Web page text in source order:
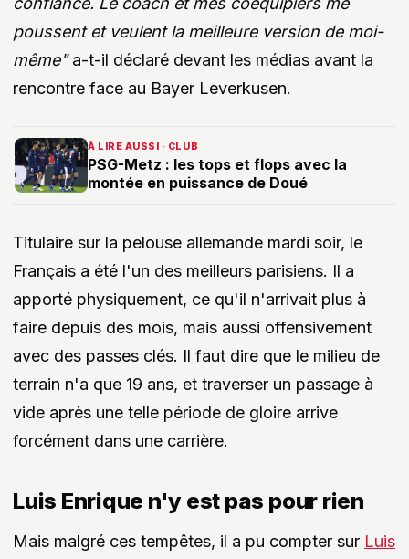
poussent et veulent la meilleure version de moi-
même"a-t-il déclaré devant les médias avant la
rencontre face au Bayer Leverkusen.
À LIRE AUSSI · CLUB
PSG-Metz : les tops et flops avec la
montée en puissance de Doué
Titulaire sur la pelouse allemande mardi soir, le
Français a été l'un des meilleurs parisiens. Il a
apporté physiquement, ce qu'il n'arrivait plus à
faire depuis des mois, mais aussi offensivement
avec des passes clés. Il faut dire que le milieu de
terrain n'a que 19 ans, et traverser un passage à
vide après une telle période de gloire arrive
forcément dans une carrière.
Luis Enrique n'y est pas pour rien
Mais malgré ces tempêtes, il a pu compter sur Luis